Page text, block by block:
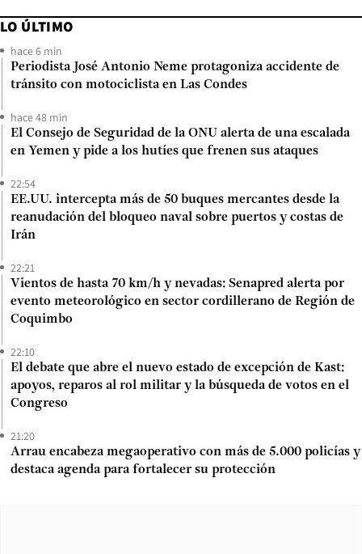
LO ÚLTIMO
hace 6 min
Periodista José Antonio Neme protagoniza accidente de
tránsito con motociclista en Las Condes
hace 48 min
El Consejo de Seguridad de la ONU alerta de una escalada
en Yemen y pide a los hutíes que frenen sus ataques
22:54
EE.UU. intercepta más de 50 buques mercantes desde la
reanudación del bloqueo naval sobre puertos y costas de
Irán
22:21
Vientos de hasta 70 km/h y nevadas: Senapred alerta por
evento meteorológico en sector cordillerano de Región de
Coquimbo
22:10
El debate que abre el nuevo estado de excepción de Kast:
apoyos, reparos al rol militar y la búsqueda de votos en el
Congreso
21:20
Arrau encabeza megaoperativo con más de 5.000 policías y
destaca agenda para fortalecer su protección